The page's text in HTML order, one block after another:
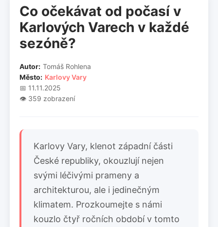
Co očekávat od počasí v
Karlových Varech v každé
sezóně?
Autor: Tomáš Rohlena
Město: Karlovy Vary
📅 11.11.2025
👁️ 359 zobrazení
Karlovy Vary, klenot západní části
České republiky, okouzlují nejen
svými léčivými prameny a
architekturou, ale i jedinečným
klimatem. Prozkoumejte s námi
kouzlo čtyř ročních období v tomto